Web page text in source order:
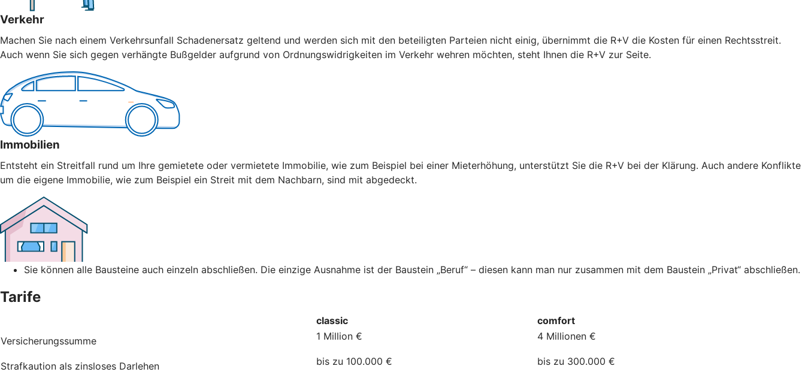
Verkehr
Machen Sie nach einem Verkehrsunfall Schadenersatz geltend und werden sich mit den beteiligten Parteien nicht einig, übernimmt die R+V die Kosten für einen Rechtsstreit.
Auch wenn Sie sich gegen verhängte Bußgelder aufgrund von Ordnungswidrigkeiten im Verkehr wehren möchten, steht Ihnen die R+V zur Seite.
Immobilien
Entsteht ein Streitfall rund um Ihre gemietete oder vermietete Immobilie, wie zum Beispiel bei einer Mieterhöhung, unterstützt Sie die R+V bei der Klärung. Auch andere Konflikte
um die eigene Immobilie, wie zum Beispiel ein Streit mit dem Nachbarn, sind mit abgedeckt.
Sie können alle Bausteine auch einzeln abschließen. Die einzige Ausnahme ist der Baustein „Beruf“ – diesen kann man nur zusammen mit dem Baustein „Privat“ abschließen.
Tarife
classic
comfort
Versicherungssumme
1 Million € 4 Millionen €
Strafkaution als zinsloses Darlehen bis zu 100.000 € bis zu 300.000 €